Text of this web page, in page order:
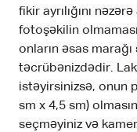
fikir ayrılığını
fotoşəkilin
onların əsas marağı
təcrübənizdədir.
istəyirsinizsə, onun
sm x 4,5 sm)
seçməyiniz və